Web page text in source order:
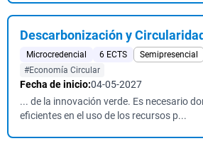
Descarbonización y Circularidad
Microcredencial 6 ECTS Semipresencial
#Economía Circular
Fecha de inicio:04-05-2027
... de la innovación verde. Es necesario
eficientes en el uso de los recursos p...